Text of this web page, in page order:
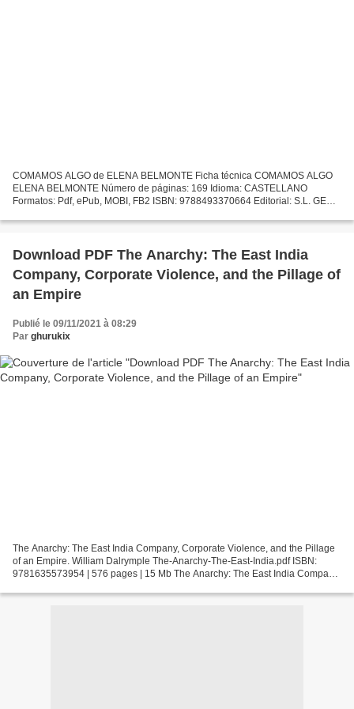
COMAMOS ALGO de ELENA BELMONTE Ficha técnica COMAMOS ALGO
ELENA BELMONTE Número de páginas: 169 Idioma: CASTELLANO
Formatos: Pdf, ePub, MOBI, FB2 ISBN: 9788493370664 Editorial: S.L. GENS
Download PDF The Anarchy: The East India
Company, Corporate Violence, and the Pillage of
an Empire
Publié le 09/11/2021 à 08:29
Par ghurukix
The Anarchy: The East India Company, Corporate Violence, and the Pillage
of an Empire. William Dalrymple The-Anarchy-The-East-India.pdf ISBN:
9781635573954 | 576 pages | 15 Mb The Anarchy: The East India Company,